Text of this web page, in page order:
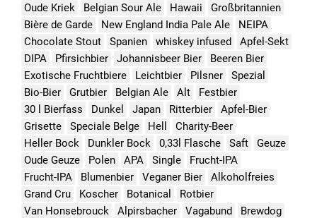
Oude Kriek
Belgian Sour Ale Hawaii
Großbritannien
Bière de Garde
New England India Pale Ale
NEIPA
Chocolate Stout
Spanien whiskey infused
Apfel-Sekt
DIPA
Pfirsichbier Johannisbeer Bier
Beeren Bier
Exotische Fruchtbiere
Leichtbier Pilsner
Spezial
Bio-Bier
Grutbier Belgian Ale Alt
Festbier
30 l Bierfass
Dunkel Japan Ritterbier
Apfel-Bier
Grisette
Speciale Belge Hell
Charity-Beer
Heller Bock
Dunkler Bock 0,33l Flasche Saft
Geuze
Oude Geuze
Polen APA Single
Frucht-IPA
Frucht-IPA
Blumenbier Veganer Bier
Alkoholfreies
Grand Cru
Koscher Botanical
Rotbier
Van Honsebrouck
Alpirsbacher Vagabund
Brewdog